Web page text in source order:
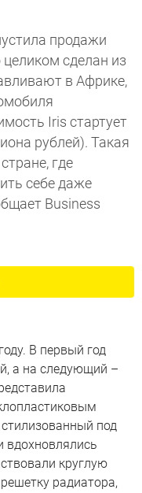
продажи
целиком сделан из
в Африке,
Iris стартует
рублей). Такая
где
себе даже
Business
В первый год
а на следующий –
под
вдохновлялись
круглую
радиатора,